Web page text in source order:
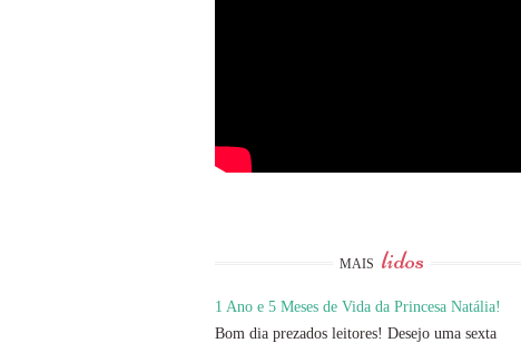
MAIS lidos
1 Ano e 5 Meses de Vida da Princesa Natália!
Bom dia prezados leitores! Desejo uma sexta